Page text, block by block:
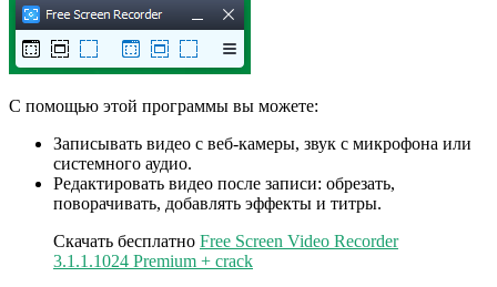
С помощью этой программы вы можете:
Записывать видео с веб-камеры, звук с микрофона или
системного аудио.
Редактировать видео после записи: обрезать,
поворачивать, добавлять эффекты и титры.
Скачать бесплатно Free Screen Video Recorder
3.1.1.1024 Premium + crack